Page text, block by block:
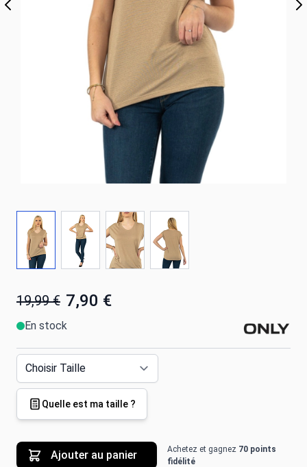
19,99 € 7,90 €
En stock
Quelle est ma taille ?
Ajouter au panier Achetez et gagnez 70 points
fidélité